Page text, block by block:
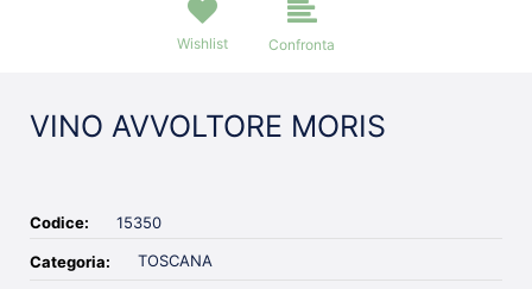
Wishlist Confronta
VINO AVVOLTORE MORIS
Codice: 15350
Categoria: TOSCANA